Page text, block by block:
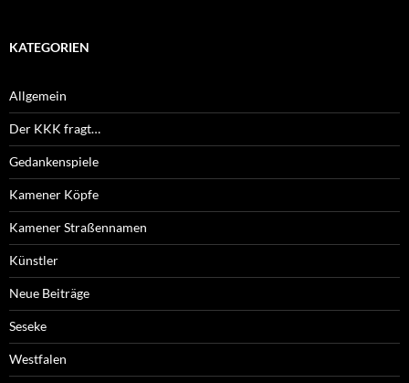
KATEGORIEN
Allgemein
Der KKK fragt…
Gedankenspiele
Kamener Köpfe
Kamener Straßennamen
Künstler
Neue Beiträge
Seseke
Westfalen